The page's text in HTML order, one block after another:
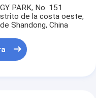
PARK, No. 151
de la costa oeste,
Shandong, China